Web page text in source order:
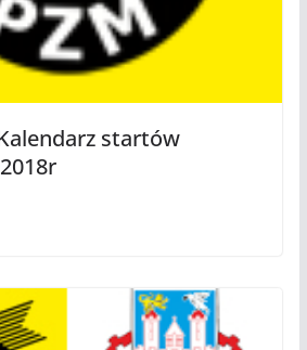
startów